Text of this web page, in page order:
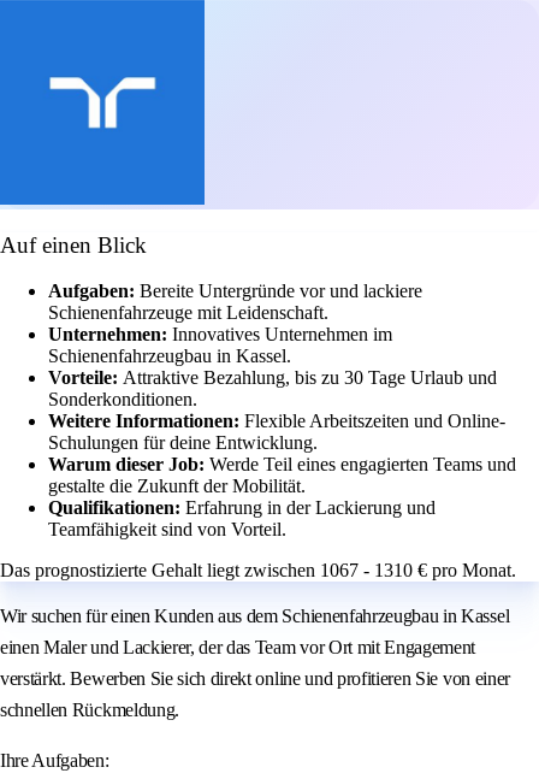
Auf einen Blick
Aufgaben: Bereite Untergründe vor und lackiere
Schienenfahrzeuge mit Leidenschaft.
Unternehmen: Innovatives Unternehmen im
Schienenfahrzeugbau in Kassel.
Vorteile: Attraktive Bezahlung, bis zu 30 Tage Urlaub und
Sonderkonditionen.
Weitere Informationen: Flexible Arbeitszeiten und Online-
Schulungen für deine Entwicklung.
Warum dieser Job: Werde Teil eines engagierten Teams und
gestalte die Zukunft der Mobilität.
Qualifikationen: Erfahrung in der Lackierung und
Teamfähigkeit sind von Vorteil.
Das prognostizierte Gehalt liegt zwischen 1067 - 1310 € pro Monat.
Wir suchen für einen Kunden aus dem Schienenfahrzeugbau in Kassel
einen Maler und Lackierer, der das Team vor Ort mit Engagement
verstärkt. Bewerben Sie sich direkt online und profitieren Sie von einer
schnellen Rückmeldung.
Ihre Aufgaben: